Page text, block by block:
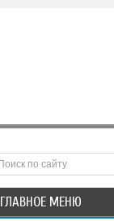
ГЛАВНОЕ МЕНЮ